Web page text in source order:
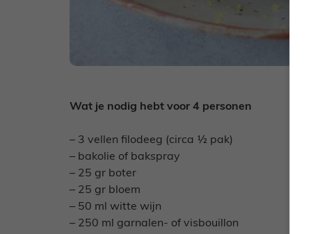
Wat je nodig hebt voor 4 personen
– 3 vellen filodeeg (circa ½ pak)
– bakolie of bakspray
– 25 gr boter
– 25 gr bloem
– 50 ml witte wijn
– 250 ml garnalen- of visbouillon